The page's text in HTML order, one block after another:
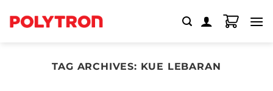
TAG ARCHIVES: KUE LEBARAN